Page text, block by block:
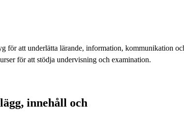
för att underlätta lärande, information, kommunikation
för att stödja undervisning och examination.
innehåll och